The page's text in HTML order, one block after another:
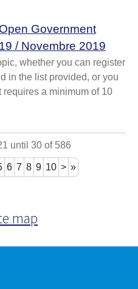
Government
/ Novembre 2019
whether you can register
in the list provided, or you
a minimum of 10
until 30 of 586
6 7 8 9 10 > »
map